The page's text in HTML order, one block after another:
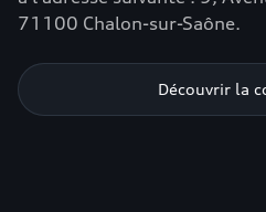
71100 Chalon-sur-Saône.
Découvrir la